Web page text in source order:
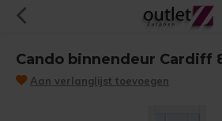
Cando binnendeur Cardiff
Aan verlanglijst toevoegen